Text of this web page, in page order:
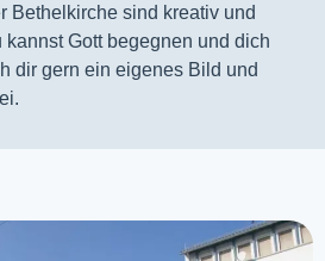
Bethelkirche sind kreativ und
Gott begegnen und dich
dir gern ein eigenes Bild und